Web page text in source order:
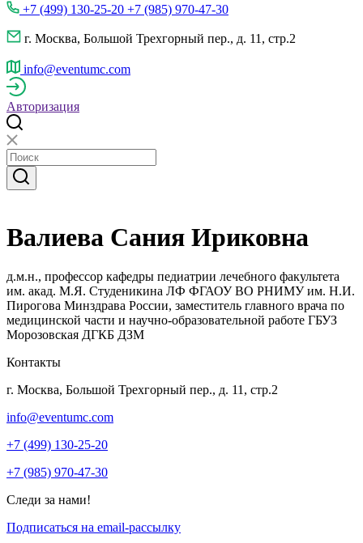
+7 (499) 130-25-20 +7 (985) 970-47-30
г. Москва, Большой Трехгорный пер., д. 11, стр.2
info@eventumc.com
Авторизация
Валиева Сания Ириковна
д.м.н., профессор кафедры педиатрии лечебного факультета
им. акад. М.Я. Студеникина ЛФ ФГАОУ ВО РНИМУ им. Н.И.
Пирогова Минздрава России, заместитель главного врача по
медицинской части и научно-образовательной работе ГБУЗ
Морозовская ДГКБ ДЗМ
Контакты
г. Москва, Большой Трехгорный пер., д. 11, стр.2
info@eventumc.com
+7 (499) 130-25-20
+7 (985) 970-47-30
Следи за нами!
Подписаться на email-рассылку